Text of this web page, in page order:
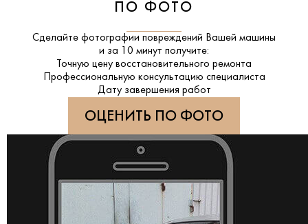
ПО ФОТО
Сделайте фотографии повреждений Вашей машины
и за 10 минут получите:
Точную цену восстановительного ремонта
Профессиональную консультацию специалиста
Дату завершения работ
ОЦЕНИТЬ ПО ФОТО